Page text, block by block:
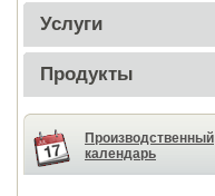
Услуги
Продукты
Производственный
календарь